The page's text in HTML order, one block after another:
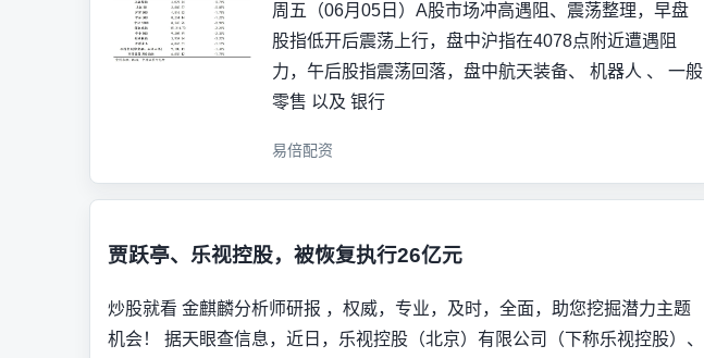
周五（06月05日）A股市场冲高遇阻、震荡整理，早盘
股指低开后震荡上行，盘中沪指在4078点附近遭遇阻
力，午后股指震荡回落，盘中航天装备、 机器人 、 一般
零售 以及 银行
易倍配资
贾跃亭、乐视控股，被恢复执行26亿元
炒股就看 金麒麟分析师研报 ，权威，专业，及时，全面，助您挖掘潜力主题
机会！ 据天眼查信息，近日，乐视控股（北京）有限公司（下称乐视控股）、